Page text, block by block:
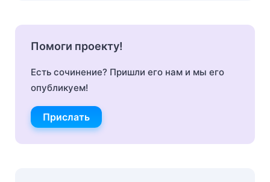
Помоги проекту!
Есть сочинение? Пришли его нам и мы его
опубликуем!
Прислать